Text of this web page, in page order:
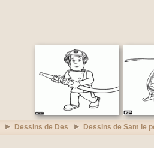
Dessins de Des Dessins de Sam le